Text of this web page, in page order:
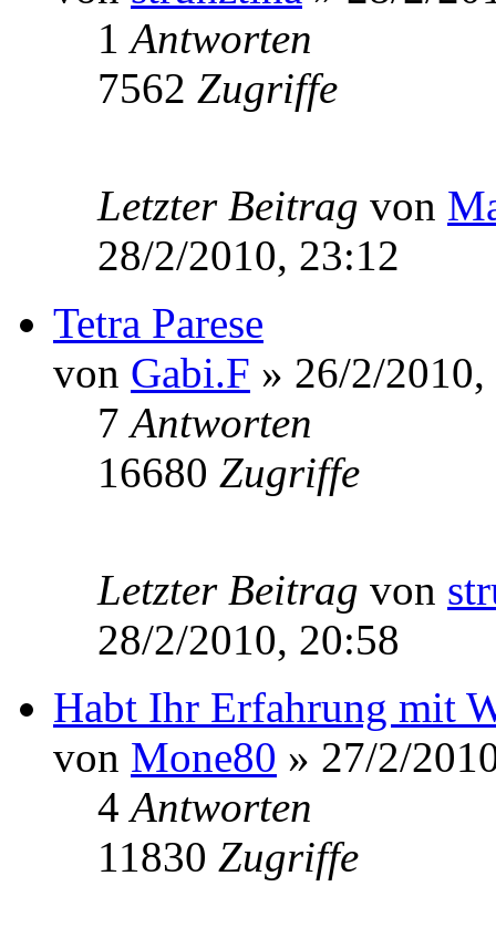
1Antworten
7562 Zugriffe
Letzter Beitrag von
28/2/2010, 23:12
Tetra Parese
von Gabi.F » 26/2/
7Antworten
16680 Zugriffe
Letzter Beitrag von
28/2/2010, 20:58
Habt Ihr Erfahrung mit
von Mone80 » 27/2/
4Antworten
11830 Zugriffe